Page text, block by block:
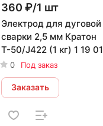
360 ₽/1 шт
Электрод для дуговой
сварки 2,5 мм Кратон
Т-50/J422 (1 кг) 1 19 01
007
0 Под заказ
Заказать